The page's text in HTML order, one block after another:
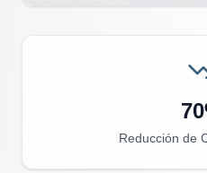
Reducción de